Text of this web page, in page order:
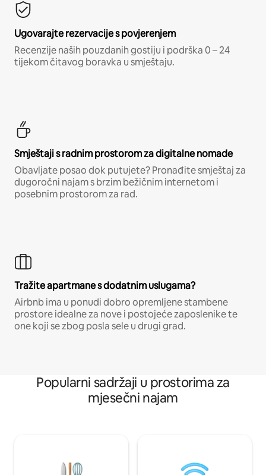
Ugovarajte rezervacije s povjerenjem
Recenzije naših pouzdanih gostiju i podrška 0 – 24
tijekom čitavog boravka u smještaju.
Smještaji s radnim prostorom za digitalne nomade
Obavljate posao dok putujete? Pronađite smještaj za
dugoročni najam s brzim bežičnim internetom i
posebnim prostorom za rad.
Tražite apartmane s dodatnim uslugama?
Airbnb ima u ponudi dobro opremljene stambene
prostore idealne za nove i postojeće zaposlenike te
one koji se zbog posla sele u drugi grad.
Popularni sadržaji u prostorima za
mjesečni najam